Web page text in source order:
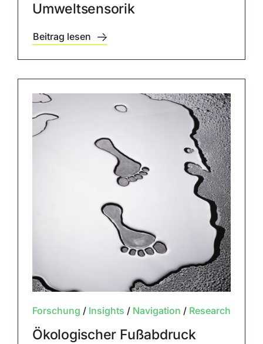
Umweltsensorik
Beitrag lesen
Forschung / Insights / Navigation / Research
Ökologischer Fußabdruck